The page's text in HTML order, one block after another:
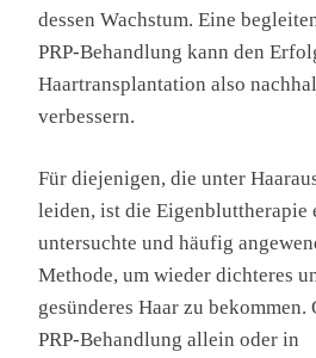
dessen Wachstum. Eine
PRP-Behandlung kann den
Haartransplantation also
verbessern.
Für diejenigen, die unter
leiden, ist die Eigenbluttherapie
untersuchte und häufig
Methode, um wieder dichteres
gesünderes Haar zu bekommen.
PRP-Behandlung allein oder in